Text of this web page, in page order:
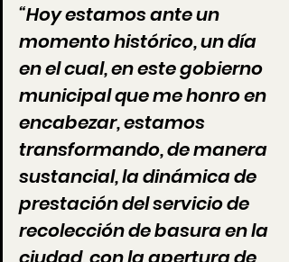
“Hoy estamos ante un
momento histórico, un día
en el cual, en este gobierno
municipal que me honro en
encabezar, estamos
transformando, de manera
sustancial, la dinámica de
prestación del servicio de
recolección de basura en la